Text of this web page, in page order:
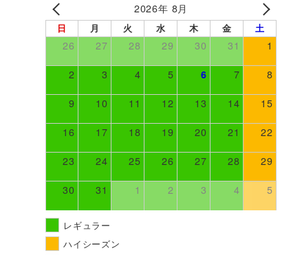
2026年 8月
日 月 火 水 木 金 土
26 27 28 29 30 31 1
2 3 4 5 6 7 8
9 10 11 12 13 14 15
16 17 18 19 20 21 22
23 24 25 26 27 28 29
30 31 1 2 3 4 5
レギュラー
ハイシーズン